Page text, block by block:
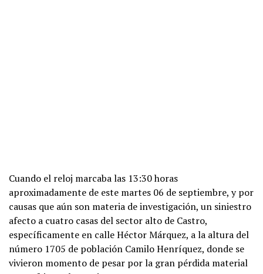
Cuando el reloj marcaba las 13:30 horas
aproximadamente de este martes 06 de septiembre, y por
causas que aún son materia de investigación, un siniestro
afecto a cuatro casas del sector alto de Castro,
específicamente en calle Héctor Márquez, a la altura del
número 1705 de población Camilo Henríquez, donde se
vivieron momento de pesar por la gran pérdida material